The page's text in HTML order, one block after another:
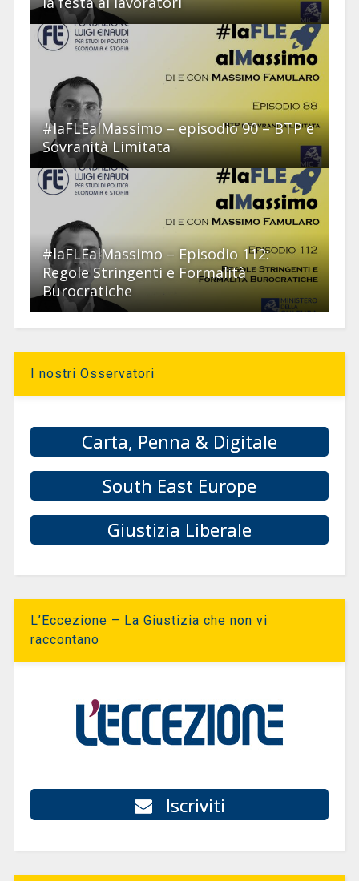
#laFLEalMassimo – episodio 90 – BTP e
Sovranità Limitata
#laFLEalMassimo – Episodio 112:
Regole Stringenti e Formalità
Burocratiche
I nostri Osservatori
Carta, Penna & Digitale
South East Europe
Giustizia Liberale
L’Eccezione – La Giustizia che non vi
raccontano
Iscriviti